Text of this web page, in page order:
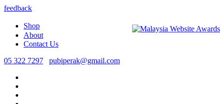
feedback
Shop
About
Contact Us
05 322 7297
pubiperak@gmail.com